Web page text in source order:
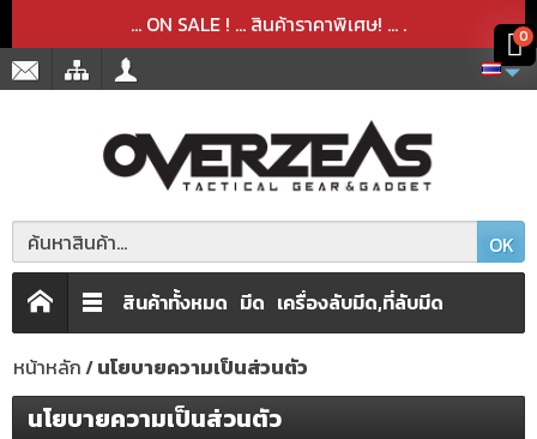
... ON SALE ! ... สินค้าราคาพิเศษ! ... .
OK
สินค้าทั้งหมด มีด เครื่องลับมีด,ที่ลับมีด
หน้าหลัก นโยบายความเป็นส่วนตัว
นโยบายความเป็นส่วนตัว
สินค้าได้เพิ่มลงในตะกร้าเรียบร้อยแล้ว
สินค้าได้ถูกลบออกจากตะกร้าเรียบร้อยแล้ว
0